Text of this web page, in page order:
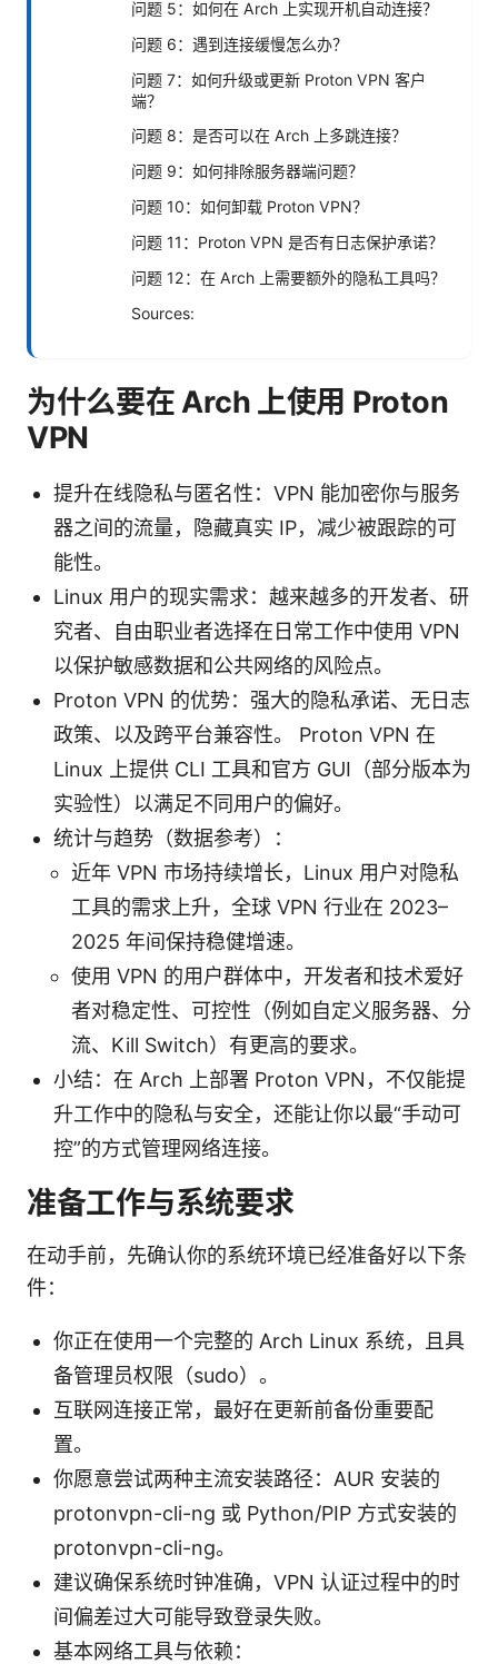
问题 5：如何在 Arch 上实现开机自动连接？
问题 6：遇到连接缓慢怎么办？
问题 7：如何升级或更新 Proton VPN 客户
端？
问题 8：是否可以在 Arch 上多跳连接？
问题 9：如何排除服务器端问题？
问题 10：如何卸载 Proton VPN？
问题 11：Proton VPN 是否有日志保护承诺？
问题 12：在 Arch 上需要额外的隐私工具吗？
Sources:
为什么要在 Arch 上使用 Proton
VPN
提升在线隐私与匿名性：VPN 能加密你与服务
器之间的流量，隐藏真实 IP，减少被跟踪的可
能性。
Linux 用户的现实需求：越来越多的开发者、研
究者、自由职业者选择在日常工作中使用 VPN
以保护敏感数据和公共网络的风险点。
Proton VPN 的优势：强大的隐私承诺、无日志
政策、以及跨平台兼容性。 Proton VPN 在
Linux 上提供 CLI 工具和官方 GUI（部分版本为
实验性）以满足不同用户的偏好。
统计与趋势（数据参考）：
近年 VPN 市场持续增长，Linux 用户对隐私
工具的需求上升，全球 VPN 行业在 2023–
2025 年间保持稳健增速。
使用 VPN 的用户群体中，开发者和技术爱好
者对稳定性、可控性（例如自定义服务器、分
流、Kill Switch）有更高的要求。
小结：在 Arch 上部署 Proton VPN，不仅能提
升工作中的隐私与安全，还能让你以最“手动可
控”的方式管理网络连接。
准备工作与系统要求
在动手前，先确认你的系统环境已经准备好以下条
件：
你正在使用一个完整的 Arch Linux 系统，且具
备管理员权限（sudo）。
互联网连接正常，最好在更新前备份重要配
置。
你愿意尝试两种主流安装路径：AUR 安装的
protonvpn-cli-ng 或 Python/PIP 方式安装的
protonvpn-cli-ng。
建议确保系统时钟准确，VPN 认证过程中的时
间偏差过大可能导致登录失败。
基本网络工具与依赖：